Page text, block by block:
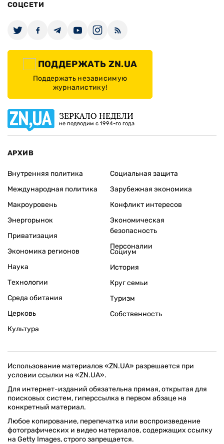
СОЦСЕТИ
ПОДДЕРЖАТЬ ZN.UA
Поддержать независимую
журналистику!
ЗЕРКАЛО НЕДЕЛИ
не подводим с 1994-го года
АРХИВ
Внутренняя политика
Международная политика
Макроуровень
Энергорынок
Приватизация
Экономика регионов
Социальная защита
Зарубежная экономика
Конфликт интересов
Экономическая
безопасность
Персоналии
Наука
Технологии
Среда обитания
Церковь
Культура
Социум
История
Круг семьи
Туризм
Собственность
Использование материалов «ZN.UA» разрешается при
условии ссылки на «ZN.UA».
Для интернет-изданий обязательна прямая, открытая для
поисковых систем, гиперссылка в первом абзаце на
конкретный материал.
Любое копирование, перепечатка или воспроизведение
фотографических и видео материалов, содержащих ссылку
на Getty Images, строго запрещается.